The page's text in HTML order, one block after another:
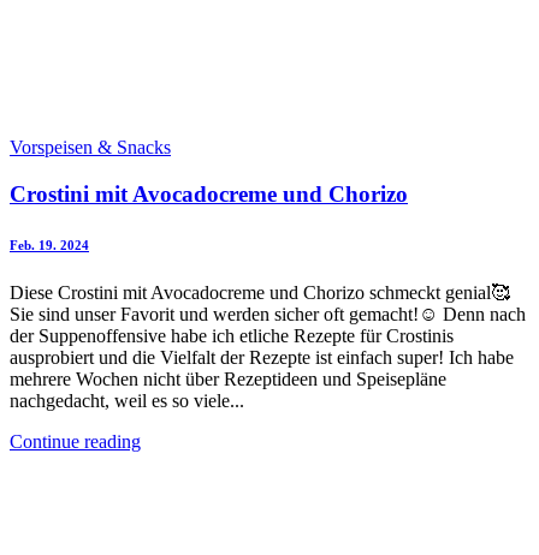
Vorspeisen & Snacks
Crostini mit Avocadocreme und Chorizo
Feb. 19. 2024
Diese Crostini mit Avocadocreme und Chorizo schmeckt genial🥰
Sie sind unser Favorit und werden sicher oft gemacht!☺️ Denn nach
der Suppenoffensive habe ich etliche Rezepte für Crostinis
ausprobiert und die Vielfalt der Rezepte ist einfach super! Ich habe
mehrere Wochen nicht über Rezeptideen und Speisepläne
nachgedacht, weil es so viele...
Continue reading